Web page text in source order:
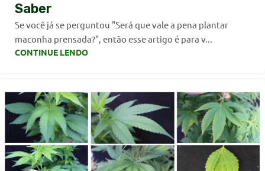
Saber
Se você já se perguntou "Será que vale a pena plantar
maconha prensada?", então esse artigo é para v...
CONTINUE LENDO